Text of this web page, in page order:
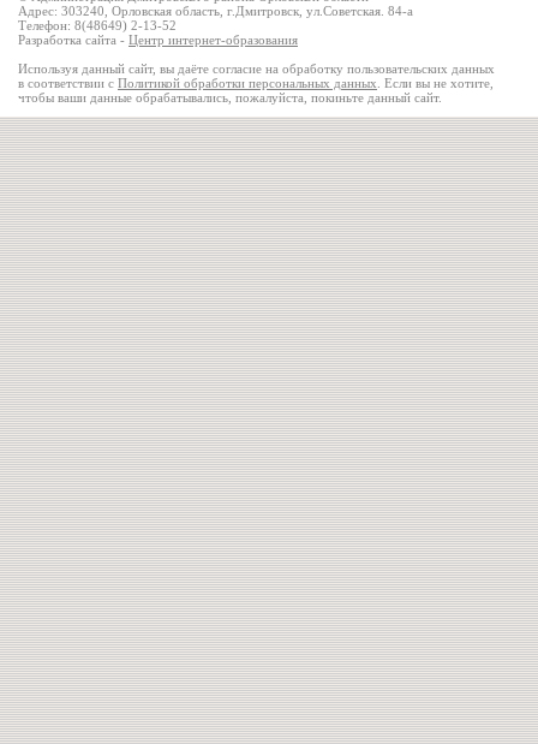
Адрес: 303240, Орловская область, г.Дмитровск, ул.Советская. 84-а
Телефон: 8(48649) 2-13-52
Разработка сайта - Центр интернет-образования
Используя данный сайт, вы даёте согласие на обработку пользовательских данных
в соответствии с Политикой обработки персональных данных . Если вы не хотите,
чтобы ваши данные обрабатывались, пожалуйста, покиньте данный сайт.